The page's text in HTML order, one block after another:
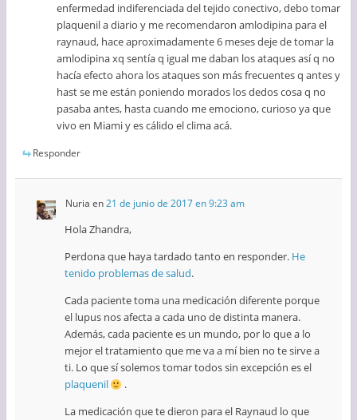
enfermedad indiferenciada del tejido conectivo, debo tomar
plaquenil a diario y me recomendaron amlodipina para el
raynaud, hace aproximadamente 6 meses deje de tomar la
amlodipina xq sentía q igual me daban los ataques así q no
hacía efecto ahora los ataques son más frecuentes q antes y
hast se me están poniendo morados los dedos cosa q no
pasaba antes, hasta cuando me emociono, curioso ya que
vivo en Miami y es cálido el clima acá.
Responder
Nuria en21 de junio de 2017 en 9:23 am
Hola Zhandra,
Perdona que haya tardado tanto en responder. He
tenido problemas de salud.
Cada paciente toma una medicación diferente porque
el lupus nos afecta a cada uno de distinta manera.
Además, cada paciente es un mundo, por lo que a lo
mejor el tratamiento que me va a mí bien no te sirve a
ti. Lo que sí solemos tomar todos sin excepción es el
plaquenil
.
La medicación que te dieron para el Raynaud lo que